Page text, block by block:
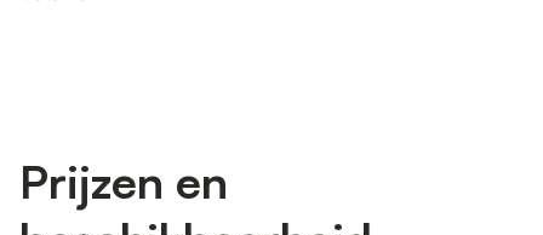
Prijzen en